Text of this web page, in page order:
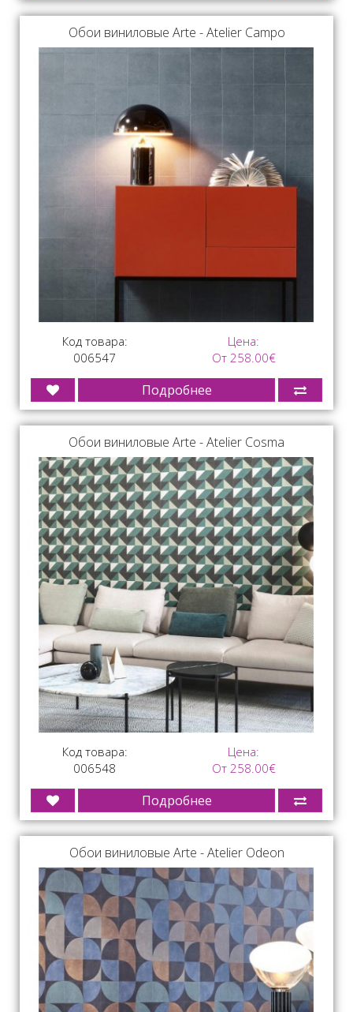
Обои виниловые Arte - Atelier Campo
Код товара:
006547
Цена:
От 258.00€
Подробнее
Обои виниловые Arte - Atelier Cosma
Код товара:
006548
Цена:
От 258.00€
Подробнее
Обои виниловые Arte - Atelier Odeon